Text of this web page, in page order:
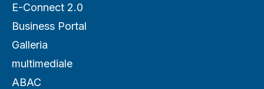
E-Connect 2.0
Business Portal
Galleria
multimediale
ABAC